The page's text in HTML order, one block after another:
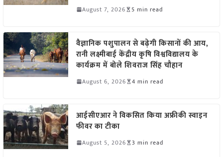
August 7, 2026 5 min read
वैज्ञानिक पशुपालन से बढ़ेगी किसानों की आय,
रानी लक्ष्मीबाई केंद्रीय कृषि विश्वविद्यालय के
कार्यक्रम में बोले शिवराज सिंह चौहान
August 6, 2026 4 min read
आईसीएआर ने विकसित किया अफ्रीकी स्वाइन
फीवर का टीका
August 5, 2026 3 min read